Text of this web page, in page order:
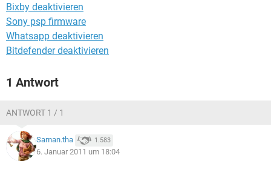
Bixby deaktivieren
Sony psp firmware
Whatsapp deaktivieren
Bitdefender deaktivieren
1 Antwort
ANTWORT 1 / 1
Saman.tha 1.583
6. Januar 2011 um 18:04